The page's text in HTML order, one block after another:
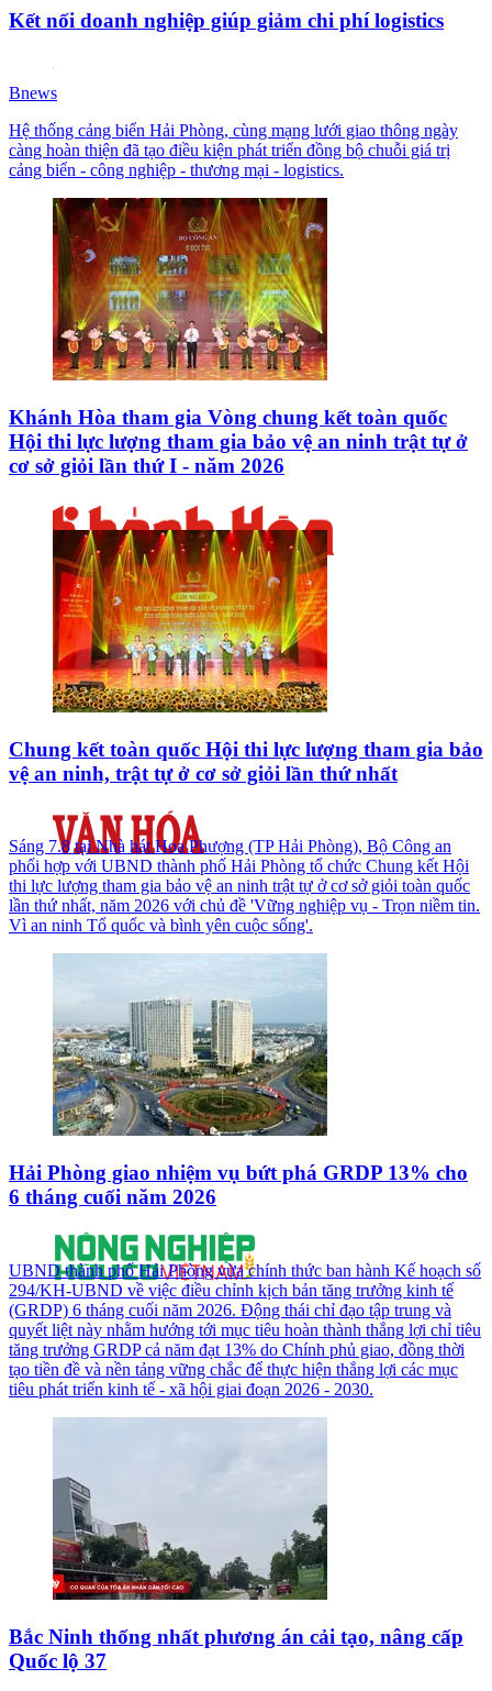
Kết nối doanh nghiệp giúp giảm chi phí logistics
Bnews
Hệ thống cảng biển Hải Phòng, cùng mạng lưới giao thông ngày
càng hoàn thiện đã tạo điều kiện phát triển đồng bộ chuỗi giá trị
cảng biển - công nghiệp - thương mại - logistics.
Khánh Hòa tham gia Vòng chung kết toàn quốc
Hội thi lực lượng tham gia bảo vệ an ninh trật tự ở
cơ sở giỏi lần thứ I - năm 2026
Chung kết toàn quốc Hội thi lực lượng tham gia bảo
vệ an ninh, trật tự ở cơ sở giỏi lần thứ nhất
Sáng 7.8 tại Nhà hát Hoa Phượng (TP Hải Phòng), Bộ Công an
phối hợp với UBND thành phố Hải Phòng tổ chức Chung kết Hội
thi lực lượng tham gia bảo vệ an ninh trật tự ở cơ sở giỏi toàn quốc
lần thứ nhất, năm 2026 với chủ đề 'Vững nghiệp vụ - Trọn niềm tin.
Vì an ninh Tổ quốc và bình yên cuộc sống'.
Hải Phòng giao nhiệm vụ bứt phá GRDP 13% cho
6 tháng cuối năm 2026
UBND thành phố Hải Phòng vừa chính thức ban hành Kế hoạch số
294/KH-UBND về việc điều chỉnh kịch bản tăng trưởng kinh tế
(GRDP) 6 tháng cuối năm 2026. Động thái chỉ đạo tập trung và
quyết liệt này nhằm hướng tới mục tiêu hoàn thành thắng lợi chỉ tiêu
tăng trưởng GRDP cả năm đạt 13% do Chính phủ giao, đồng thời
tạo tiền đề và nền tảng vững chắc để thực hiện thắng lợi các mục
tiêu phát triển kinh tế - xã hội giai đoạn 2026 - 2030.
Bắc Ninh thống nhất phương án cải tạo, nâng cấp
Quốc lộ 37